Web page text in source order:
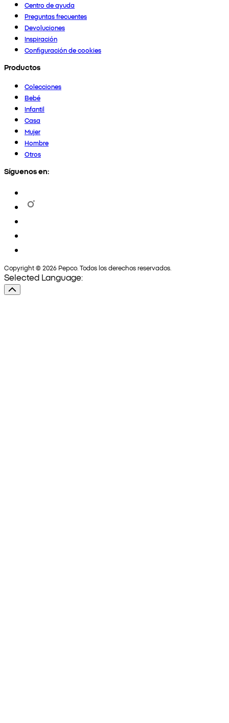
Centro de ayuda
Preguntas frecuentes
Devoluciones
Inspiración
Configuración de cookies
Productos
Colecciones
Bebé
Infantil
Casa
Mujer
Hombre
Otros
Síguenos en:
Copyright © 2026 Pepco. Todos los derechos reservados.
Selected Language: